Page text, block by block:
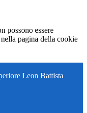
possono essere
pagina della cookie
Leon Battista